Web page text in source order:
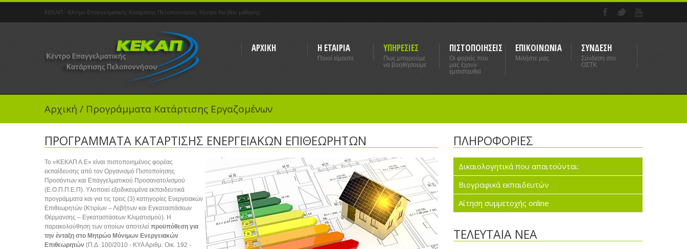
ΚΕΚΑΠ - Κέντρο Επαγγελματικής Κατάρτισης Πελοποννήσου, Κέντρο δια βίου μάθησης.
ΑΡΧΙΚΗ Η ΕΤΑΙΡΙΑ
Ποιοί είμαστε
ΥΠΗΡΕΣΙΕΣ
Πως μπορούμε
να βοηθήσουμε
ΠΙΣΤΟΠΟΙΗΣΕΙΣ
Οι φορείς που
μας έχουν
εμπιστευθεί
ΕΠΙΚΟΙΝΩΝΙΑ
Μιλήστε μας
ΣΥΝΔΕΣΗ
Σύνδεση στο
ΟΣΤΚ
Αρχική / Προγράμματα Κατάρτισης Εργαζομένων
ΠΡΟΓΡΑΜΜΑΤΑ ΚΑΤΑΡΤΙΣΗΣ ΕΝΕΡΓΕΙΑΚΩΝ ΕΠΙΘΕΩΡΗΤΩΝ
Το «ΚΕΚΑΠ Α.Ε» είναι πιστοποιημένος φορέας
εκπαίδευσης από τον Οργανισμό Πιστοποίησης
Προσόντων και Επαγγελματικού Προσανατολισμού
(Ε.Ο.Π.Π.Ε.Π). Υλοποιεί εξειδικευμένα εκπαιδευτικά
προγράμματα και για τις τρεις (3) κατηγορίες Ενεργειακών
Επιθεωρητών (Κτιρίων – Λεβήτων και Εγκαταστάσεων
Θέρμανσης – Εγκαταστάσεων Κλιματισμού). Η
παρακολούθηση των οποίων αποτελεί προϋπόθεση για
την ένταξη στο Μητρώο Μόνιμων Ενεργειακών
Επιθεωρητών (Π.Δ. 100/2010 - ΚΥΑ Αριθμ. Οικ. 192 -
ΠΛΗΡΟΦΟΡΙΕΣ
Δικαιολογητικά που απαιτούνται:
Βιογραφικά εκπαιδευτών
Αίτηση συμμετοχής online
ΤΕΛΕΥΤΑΙΑ ΝΕΑ